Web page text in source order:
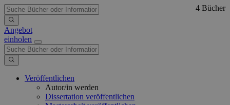
Angebot
einholen
Veröffentlichen
Autor/in werden
Dissertation veröffentlichen
4 Bücher